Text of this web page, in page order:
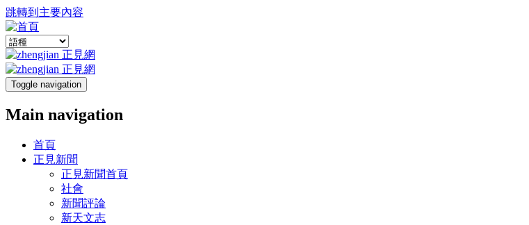
跳轉到主要內容
Toggle navigation
Main navigation
首頁
正見新聞
正見新聞首頁
社會
新聞評論
新天文志